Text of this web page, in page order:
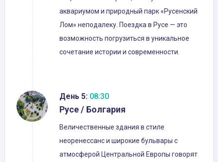
аквариумом и природный парк «Русенский
Лом» неподалеку. Поездка в Русе — это
возможность погрузиться в уникальное
сочетание истории и современности.
День 5: 08:30
Русе / Болгария
Величественные здания в стиле
неоренессанс и широкие бульвары с
атмосферой Центральной Европы говорят